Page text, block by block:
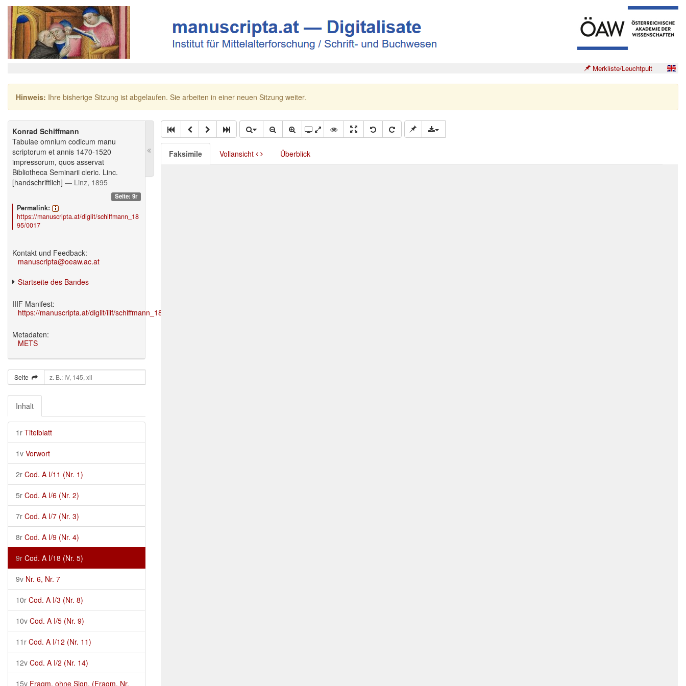
Merkliste/Leuchtpult
Hinweis: Ihre bisherige Sitzung ist abgelaufen. Sie arbeiten in einer neuen Sitzung weiter.
Konrad Schiffmann
Tabulae omnium codicum manu
scriptorum et annis 1470-1520
impressorum, quos asservat
Bibliotheca Seminarii cleric. Linc.
[handschriftlich] — Linz, 1895
Seite: 9r
Permalink:
https://manuscripta.at/diglit/schiffmann_18
95/0017
Kontakt und Feedback:
manuscripta@oeaw.ac.at
Startseite des Bandes
IIIF Manifest:
https://manuscripta.at/diglit/iiif/schiffmann_1895/manifest.json
Metadaten:
METS
Seite
Inhalt
1r Titelblatt
1v Vorwort
2r Cod. A I/11 (Nr. 1)
5r Cod. A I/6 (Nr. 2)
7r Cod. A I/7 (Nr. 3)
8r Cod. A I/9 (Nr. 4)
9r Cod. A I/18 (Nr. 5)
9v Nr. 6, Nr. 7
10r Cod. A I/3 (Nr. 8)
10v Cod. A I/5 (Nr. 9)
11r Cod. A I/12 (Nr. 11)
12v Cod. A I/2 (Nr. 14)
15v Fragm. ohne Sign. (Fragm. Nr.
Faksimile Vollansicht Überblick